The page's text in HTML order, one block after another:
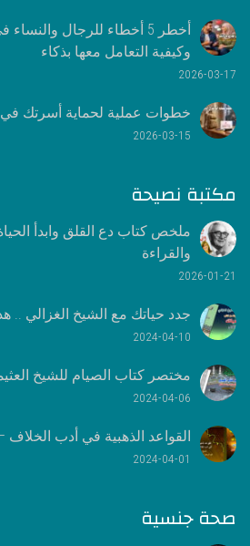
أخطر 5 أخطاء للرجال
وكيفية التعامل معها بذكاء
2026-03-17
خطوات عملية لحماية أسرتك
2026-03-15
مكتبة نصيحة
ملخص كتاب دع القلق وابدأ
والقراءة
2026-01-21
جدد حياتك مع الشيخ الغزالي ..
2024-04-10
مختصر كتاب الصيام للشيخ
2024-04-06
القواعد الذهبية في أدب الخلاف
2024-04-01
صحة جنسية